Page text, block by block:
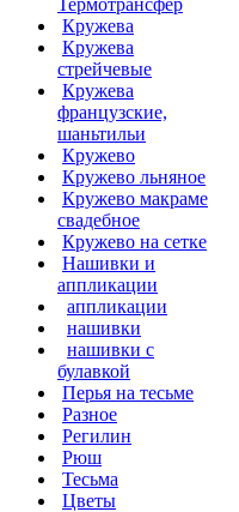
Термотрансфер
Кружева
Кружева
стрейчевые
Кружева
французские,
шаньтильи
Кружево
Кружево льняное
Кружево макраме
свадебное
Кружево на сетке
Нашивки и
аппликации
аппликации
нашивки
нашивки с
булавкой
Перья на тесьме
Разное
Регилин
Рюш
Тесьма
Цветы